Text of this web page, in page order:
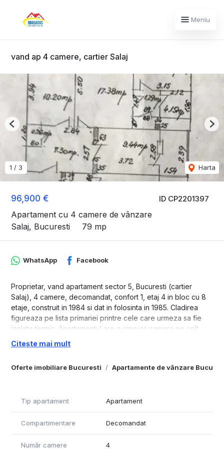
Meniu
vand ap 4 camere, cartier Salaj
ID CP2201397
96,900 €
Apartament cu 4 camere de vânzare
Salaj, Bucuresti
79 mp
1 / 3 Harta
Previous
Oferte imobiliare Bucuresti Apartamente de vânzare
WhatsApp Facebook
Proprietar, vand apartament sector 5, Bucuresti (cartier
Salaj), 4 camere, decomandat, confort 1, etaj 4 in bloc cu 8
etaje, construit in 1984 si dat in folosinta in 1985. Cladirea
figureaza pe lista primariei printre cele care urmeza sa fie
izolate termic. Apartamentul are o singura camera pe colt.
Unul dintre dormitoare nu are niciun perete exterior, geamul
acestuia iesind in balcon. Este o zona foarte linistita, iar
Locuinta are 2 balcoane separate si este compusa din:
cu iesire intr-un alt balcon, hol – 7,3 mp, baie – 4,15 mp, WC
serviciu, cu cada dus – 3,52 mp. Apartamentul are 3
debarale. Cele 2 balcoane sunt inchise cu termopan. Usa de
la intrare este metalica si toate geamurile sunt termopan.
Suprafata totala utila (conform contract) este 79,04 mp.
Citește mai mult
Tip apartament Apartament
Compartimentare Decomandat
Număr camere 4